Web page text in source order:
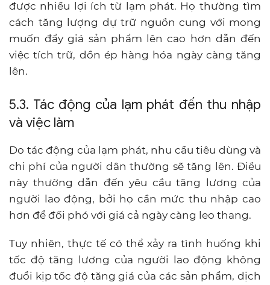
được nhiều lợi ích từ lạm phát. Họ thường tìm
cách tăng lượng dự trữ nguồn cung với mong
muốn đẩy giá sản phẩm lên cao hơn dẫn đến
việc tích trữ, dồn ép hàng hóa ngày càng tăng
lên.
5.3. Tác động của lạm phát đến thu nhập
và việc làm
Do tác động của lạm phát, nhu cầu tiêu dùng và
chi phí của người dân thường sẽ tăng lên. Điều
này thường dẫn đến yêu cầu tăng lương của
người lao động, bởi họ cần mức thu nhập cao
hơn để đối phó với giá cả ngày càng leo thang.
Tuy nhiên, thực tế có thể xảy ra tình huống khi
tốc độ tăng lương của người lao động không
đuổi kịp tốc độ tăng giá của các sản phẩm, dịch